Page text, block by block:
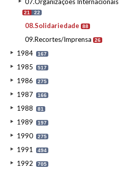
21 22
08.Solidariedade 88
09.Recortes/Imprensa 26
1984 167
1985 517
1986 275
1987 166
1988 81
1989 197
1990 275
1991 494
1992 705